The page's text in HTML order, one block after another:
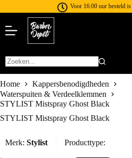
Voor 16:00 uur besteld is
Home
Kappersbenodigdheden
Waterspuiten & Verdeelklemmen
STYLIST Mistspray Ghost Black
STYLIST Mistspray Ghost Black
Merk: Stylist Producttype: